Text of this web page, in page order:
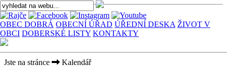
OBEC DOBRÁ OBECNÍ ÚŘAD ÚŘEDNÍ DESKA ŽIVOT V
OBCI DOBERSKÉ LISTY KONTAKTY
Jste na stránce Kalendář